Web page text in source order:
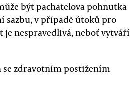
být pachatelova pohnutka
sazbu, v případě útoků pro
nespravedlivá, neboť vytváří
zdravotním postižením